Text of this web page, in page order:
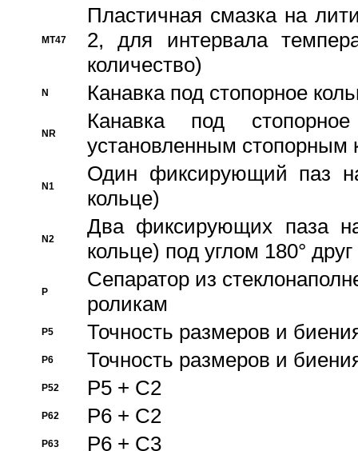
MT47
Пластичная смазка на
2, для интервала
количество)
N Канавка под стопорное
NR
Канавка под
установленным стопорным
N1
Один фиксирующий паз
кольце)
N2
Два фиксирующих паза
кольце) под углом 180° друг
P
Cепаратор из
роликам
P5 Точность размеров и
P6 Точность размеров и
P52 P5 + C2
P62 P6 + C2
P63 P6 + C3